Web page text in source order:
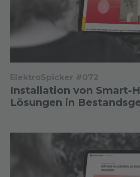
ElektroSpicker #072
Installation von Smart-
Lösungen in